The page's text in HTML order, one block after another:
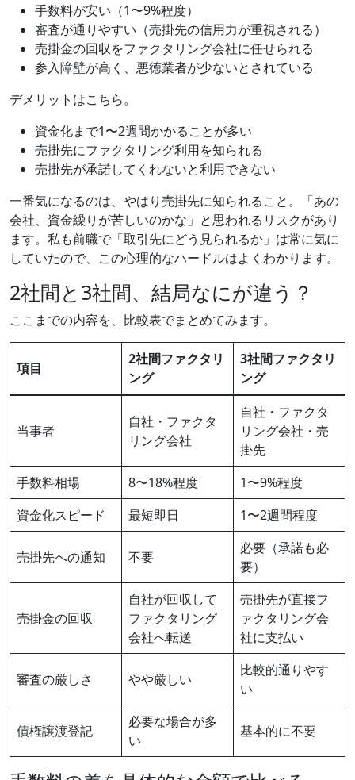
手数料が安い（1〜9%程度）
審査が通りやすい（売掛先の信用力が重視される）
売掛金の回収をファクタリング会社に任せられる
参入障壁が高く、悪徳業者が少ないとされている
デメリットはこちら。
資金化まで1〜2週間かかることが多い
売掛先にファクタリング利用を知られる
売掛先が承諾してくれないと利用できない
一番気になるのは、やはり売掛先に知られること。「あの
会社、資金繰りが苦しいのかな」と思われるリスクがあり
ます。私も前職で「取引先にどう見られるか」は常に気に
していたので、この心理的なハードルはよくわかります。
2社間と3社間、結局なにが違う？
ここまでの内容を、比較表でまとめてみます。
項目
2社間ファクタリ
ング
3社間ファクタリ
ング
当事者
自社・ファクタ
リング会社
自社・ファクタ
リング会社・売
掛先
手数料相場
8〜18%程度
1〜9%程度
資金化スピード
最短即日 1〜2週間程度
売掛先への通知 不要
必要（承諾も必
要）
売掛金の回収
自社が回収して
ファクタリング
会社へ転送
売掛先が直接フ
ァクタリング会
社に支払い
審査の厳しさ やや厳しい
比較的通りやす
い
債権譲渡登記
必要な場合が多
い
基本的に不要